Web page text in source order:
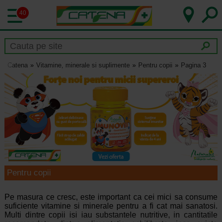
40
Catena Vitamine, minerale si suplimente Pentru copii Pagina 3
Pentru copii
Pe masura ce cresc, este important ca cei mici sa consume
suficiente vitamine si minerale pentru a fi cat mai sanatosi.
Multi dintre copii isi iau substantele nutritive, in cantitatile